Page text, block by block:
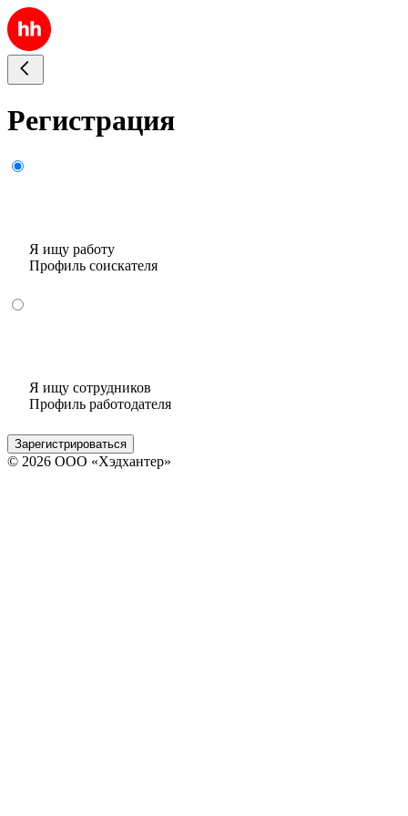
Регистрация
Я ищу работу
Профиль соискателя
Я ищу сотрудников
Профиль работодателя
Зарегистрироваться
© 2026 ООО «Хэдхантер»